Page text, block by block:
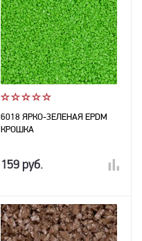
6018 ЯРКО-ЗЕЛЕНАЯ EPDM
КРОШКА
159 руб.